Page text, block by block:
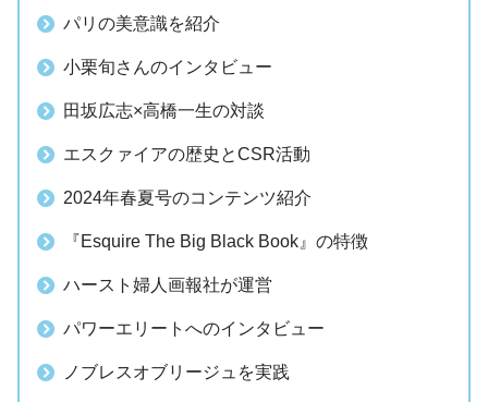
パリの美意識を紹介
小栗旬さんのインタビュー
田坂広志×高橋一生の対談
エスクァイアの歴史とCSR活動
2024年春夏号のコンテンツ紹介
『Esquire The Big Black Book』の特徴
ハースト婦人画報社が運営
パワーエリートへのインタビュー
ノブレスオブリージュを実践